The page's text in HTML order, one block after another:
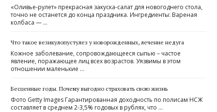
«Оливье-рулет» прекрасная закуска-салат для новогоднего стола,
точно не останется до конца праздника. Ингредиенты: Вареная
колбаса — …
Что такое везикулопустулез у новорожденных, лечение недуга
Кожное заболевание, сопровождающееся сыпью – частое
явление, поражающее лиц всех возрастов. Уязвимы в этом
отношении маленькие …
Бесценные годы. Почему выгодно страховать свою жизнь
Фото Getty Images Гарантированная доходность по полисам НСЖ
составляет в среднем 2-3,5% годовых в рублях, что …